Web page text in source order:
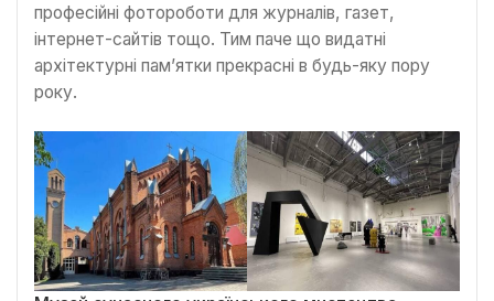
професійні фотороботи для журналів, газет,
інтернет-сайтів тощо. Тим паче що видатні
архітектурні пам’ятки прекрасні в будь-яку пору
року.